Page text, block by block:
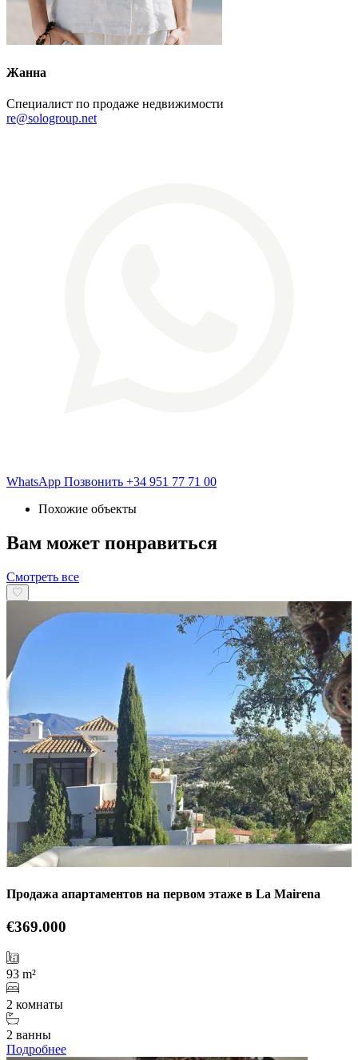
Жанна
Специалист по продаже недвижимости
re@sologroup.net
WhatsApp Позвонить +34 951 77 71 00
Похожие объекты
Вам может понравиться
Смотреть все
Продажа апартаментов на первом этаже в La Mairena
€369.000
93 m²
2 комнаты
2 ванны
Подробнее